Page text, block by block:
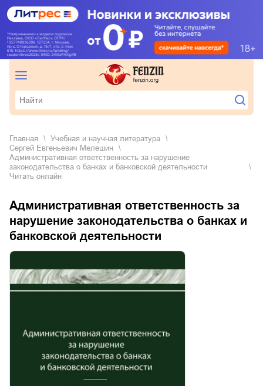
Главная
учебная и научная литература
Сергей Евгеньевич Мелешин
Административная ответственность за нарушение
законодательства о банках и банковской деятельности
Читать онлайн
Административная ответственность за
нарушение законодательства о банках и
банковской деятельности